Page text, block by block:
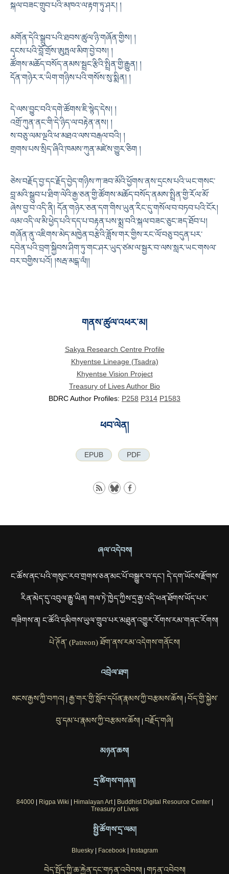
སྐལ་བཟང་གྲུབ་པའི་མཁའ་ལ་རྟག་ཏུ་ཤར། །
མགོན་དེའི་སྒྲུབ་པའི་ཐབས་ཚུལ་ཉི་གཞོན་གྱིས། །
དྭངས་པའི་བློ་གྲོས་ཨུཏྤལ་མིག་བྱེ་བས། །
ཚོགས་མཆོད་བསོད་ནམས་སྦྲང་རྩིའི་སྤྲིན་གྱི་རྒྱུན། །
དོན་གཉེར་ར་ཡིག་གཉིས་པའི་གསོས་སུ་སྨིན། །
དེ་ལས་བྱུང་བའི་དགེ་ཚོགས་ཇི་སྙེད་དེས། །
འགྲོ་ཀུན་ནང་གི་དེ་ཉིད་ལ་བརྟེན་ནས། །
ས་བཅུ་ལམ་ལྔའི་ཕ་མཐའ་ལས་བརྒལ་བའི། །
གྲགས་པས་སྲིད་ཞིའི་ཁམས་ཀུན་མཛེས་གྱུར་ཅིག །
ཅེས་བརྗོད་བྱ་དང་རྗོད་བྱེད་གཉིས་ཀ་ཟབ་མོའི་ཕྱོགས་ནས་དྲངས་པའི་ཡང་གསང་
བླ་མའི་སྒྲུབ་པ་ཐིག་ལེའི་རྒྱ་ཅན་གྱི་ཚོགས་མཆོད་བསོད་ནམས་སྤྲིན་གྱི་རོལ་མོ་
ཞེས་བྱ་བ་འདི་ནི། དོན་གཉེར་ཅན་དག་གིས་ཡུན་རིང་དུ་གསོལ་བ་བཏབ་པའི་ངོར།
ལམ་འདི་ལ་མི་ཕྱེད་པའི་དད་པ་བརྟན་པས་སྨྲ་བའི་སྐལ་བཟང་ཅུང་ཟད་ཐོབ་པ།
གཞོན་ནུ་འཇིགས་མེད་མཁྱེན་བརྩེའི་ཟློས་གར་གྱིས་རང་ལོ་བཅུ་བདུན་པར་
དབེན་པའི་བྲག་སྐྱིབས་ཤིག་ཏུ་གང་ཤར་ཡུད་ཙམ་ལ་སྦྱར་བ་ལས་སླར་ཡང་གསལ་
བར་བགྱིས་པའོ། །སརྦ་མངྒ་ལཾ།།
གནས་ཚུལ་འཕར་མ།
Sakya Research Centre Profile
Khyentse Lineage (Tsadra)
Khyentse Vision Project
Treasury of Lives Author Bio
BDRC Author Profiles: P258 P314 P1583
ཕབ་ལེན།
EPUB PDF
ཞལ་འདེབས།
ང་ཚོས་ནང་པའི་གསུང་རབ་གྲགས་ཅན་མང་པོ་བསྒྱུར་བ་དང་། དེ་དག་ཡོངས་རྫོགས་
རིན་མེད་དུ་འབུལ་རྒྱུ་ཡིན། གལ་ཏེ་ཁྱེད་ཀྱིས་དྲ་རྒྱ་འདི་ཕན་ཐོགས་ཡོད་པར་
གཟིགས་ན། ང་ཚོའི་དམིགས་ཡུལ་གྲུབ་པར་མཐུན་འགྱུར་རོགས་རམ་གནང་རོགས།
པེ་ཊོན་ (Patreon) ཐོག་ནས་རམ་འདེགས་གནོངས།
འབྲེལ་ཐག
སངས་རྒྱས་ཀྱི་བཀའ།| རྒྱ་གར་གྱི་སློབ་དཔོན་རྣམས་ཀྱི་བརྩམས་ཆོས།| བོད་གྱི་སྐྱེས་
བུ་དམ་པ་རྣམས་ཀྱི་བརྩམས་ཆོས། | བརྗོད་གཞི།
མཉན་ཆས།
དྲ་ཚིགས་གཞན།
84000| Rigpa Wiki | Himalayan Art| Buddhist Digital Resource Center|
Treasury of Lives
སྤྱི་ཚོགས་དྲ་ལམ།
Bluesky| Facebook| Instagram
བེད་སྤྱོད་ཀྱི་ཆ་རྐྱེན་དང་གཏན་འབེབས།| གཏན་འབེབས།